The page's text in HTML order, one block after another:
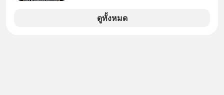
รายจ่ายประจำปี 2568 ซึ่งมากที่สุดเป็น
ดูทั้งหมด